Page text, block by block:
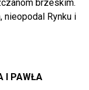
brzeskim.
nieopodal Rynku i
I PAWŁA